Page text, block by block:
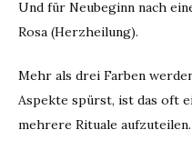
Und für Neubeginn nach
Rosa (Herzheilung).
Mehr als drei Farben
Aspekte spürst, ist das oft
mehrere Rituale aufzuteilen.